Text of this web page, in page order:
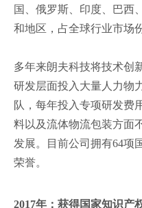
国、俄罗斯、印度、巴西
和地区，占全球行业市场
多年来朗夫科技将技术创
研发层面投入大量人力物
队，每年投入专项研发费
料以及流体物流包装方面
发展。目前公司拥有64项
荣誉。
2017年：获得国家知识产